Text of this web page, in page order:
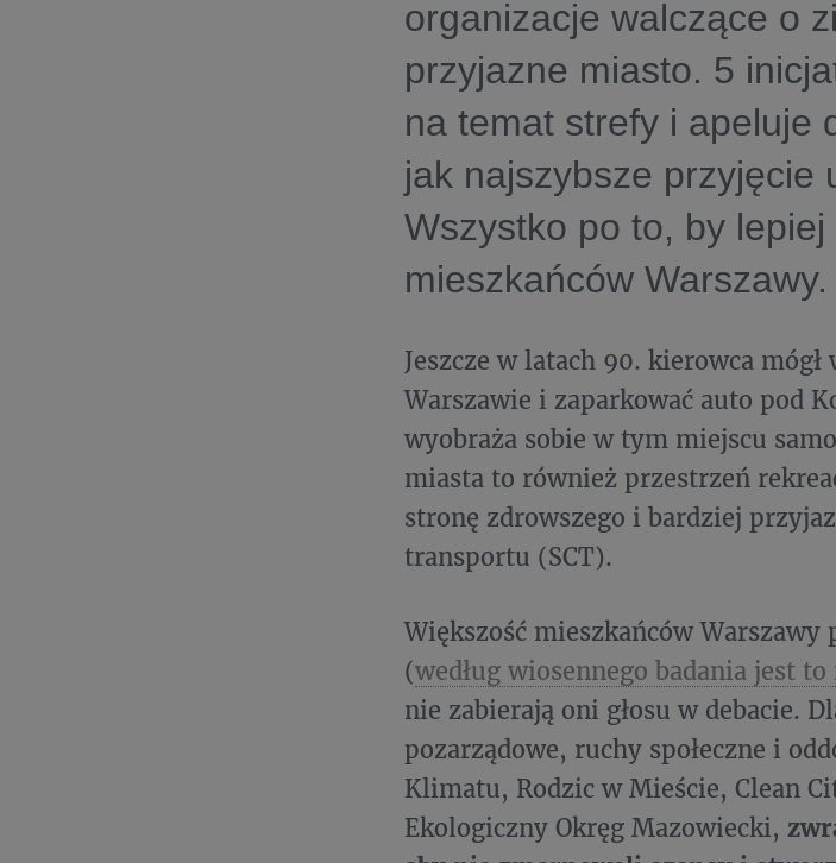
organizacje walczące o
przyjazne miasto. 5
na temat strefy i apeluje
jak najszybsze przyjęcie
Wszystko po to, by
mieszkańców Warszawy.
Jeszcze w latach 90. kierowca
Warszawie i zaparkować auto pod
wyobraża sobie w tym miejscu
miasta to również przestrzeń
stronę zdrowszego i bardziej
transportu (SCT).
Większość mieszkańców
(według wiosennego badania jest
nie zabierają oni głosu w debacie.
pozarządowe, ruchy społeczne i
Klimatu, Rodzic w Mieście, Clean
Ekologiczny Okręg Mazowiecki,